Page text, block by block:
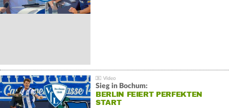
Sieg in Bochum:
BERLIN FEIERT PERFEKTEN
START